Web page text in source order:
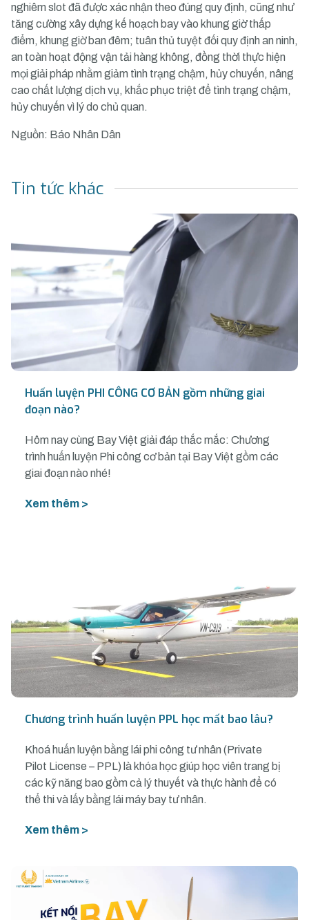
nghiêm slot đã được xác nhận theo đúng quy định, cũng như
tăng cường xây dựng kế hoạch bay vào khung giờ thấp
điểm, khung giờ ban đêm; tuân thủ tuyệt đối quy định an ninh,
an toàn hoạt động vận tải hàng không, đồng thời thực hiện
mọi giải pháp nhằm giảm tình trạng chậm, hủy chuyến, nâng
cao chất lượng dịch vụ, khắc phục triệt để tình trạng chậm,
hủy chuyến vì lý do chủ quan.
Nguồn: Báo Nhân Dân
Tin tức khác
Huấn luyện PHI CÔNG CƠ BẢN gồm những giai
đoạn nào?
Hôm nay cùng Bay Việt giải đáp thắc mắc: Chương
trình huấn luyện Phi công cơ bản tại Bay Việt gồm các
giai đoạn nào nhé!
Xem thêm >
Chương trình huấn luyện PPL học mất bao lâu?
Khoá huấn luyện bằng lái phi công tư nhân (Private
Pilot License – PPL) là khóa học giúp học viên trang bị
các kỹ năng bao gồm cả lý thuyết và thực hành để có
thể thi và lấy bằng lái máy bay tư nhân.
Xem thêm >